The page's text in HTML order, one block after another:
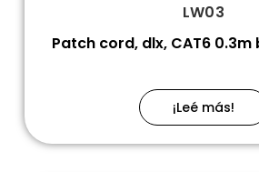
LW03
Patch cord, dlx, CAT6 0.3m
¡Leé más!